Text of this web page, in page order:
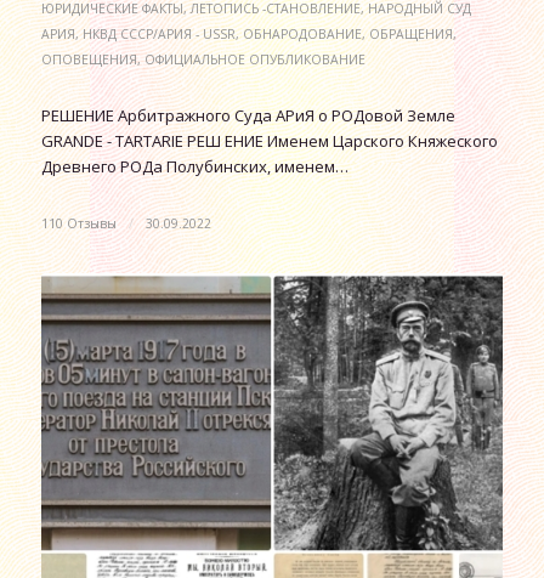
ЮРИДИЧЕСКИЕ ФАКТЫ,ЛЕТОПИСЬ -СТАНОВЛЕНИЕ,НАРОДНЫЙ СУД
АРИЯ,НКВД СССР/АРИЯ - USSR,ОБНАРОДОВАНИЕ,ОБРАЩЕНИЯ,
ОПОВЕЩЕНИЯ,ОФИЦИАЛЬНОЕ ОПУБЛИКОВАНИЕ
РЕШЕНИЕ Арбитражного Суда АРиЯ о РОДовой Земле
GRANDE - TARTARIE РЕШ ЕНИЕ Именем Царского Княжеского
Древнего РОДа Полубинских, именем…
110 Отзывы / 30.09.2022